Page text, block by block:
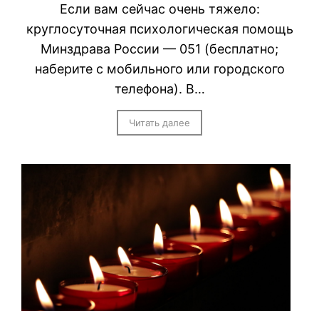
Если вам сейчас очень тяжело:
круглосуточная психологическая помощь
Минздрава России — 051 (бесплатно;
наберите с мобильного или городского
телефона). В…
Читать далее